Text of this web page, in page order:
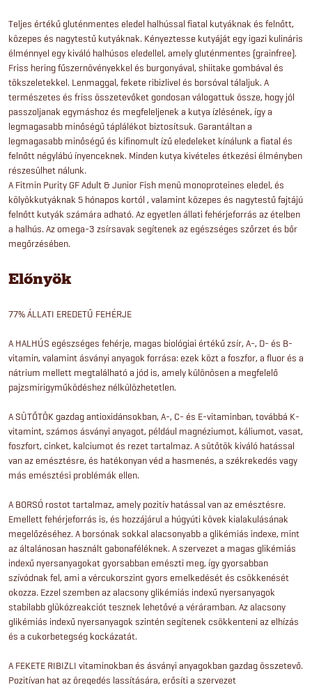
Teljes értékű gluténmentes eledel halhússal fiatal kutyáknak és felnőtt,
közepes és nagytestű kutyáknak. Kényeztesse kutyáját egy igazi kulináris
élménnyel egy kiváló halhúsos eledellel, amely gluténmentes (grainfree).
Friss hering fűszernövényekkel és burgonyával, shiitake gombával és
tökszeletekkel. Lenmaggal, fekete ribizlivel és borsóval tálaljuk. A
természetes és friss összetevőket gondosan válogattuk össze, hogy jól
passzoljanak egymáshoz és megfeleljenek a kutya ízlésének, így a
legmagasabb minőségű táplálékot biztosítsuk. Garantáltan a
legmagasabb minőségű és kifinomult ízű eledeleket kínálunk a fiatal és
felnőtt négylábú ínyenceknek. Minden kutya kivételes étkezési élményben
részesülhet nálunk.
A Fitmin Purity GF Adult & Junior Fish menü monoproteines eledel, és
kölyökkutyáknak 5 hónapos kortól , valamint közepes és nagytestű fajtájú
felnőtt kutyák számára adható. Az egyetlen állati fehérjeforrás az ételben
a halhús. Az omega-3 zsírsavak segítenek az egészséges szőrzet és bőr
megőrzésében.
Előnyök
77% ÁLLATI EREDETŰ FEHÉRJE
A HALHÚS egészséges fehérje, magas biológiai értékű zsír, A-, D- és B-
vitamin, valamint ásványi anyagok forrása: ezek közt a foszfor, a fluor és a
nátrium mellett megtalálható a jód is, amely különösen a megfelelő
pajzsmirigyműködéshez nélkülözhetetlen.
A SÜTŐTÖK gazdag antioxidánsokban, A-, C- és E-vitaminban, továbbá K-
vitamint, számos ásványi anyagot, például magnéziumot, káliumot, vasat,
foszfort, cinket, kalciumot és rezet tartalmaz. A sütőtök kiváló hatással
van az emésztésre, és hatékonyan véd a hasmenés, a székrekedés vagy
más emésztési problémák ellen.
A BORSÓ rostot tartalmaz, amely pozitív hatással van az emésztésre.
Emellett fehérjeforrás is, és hozzájárul a húgyúti kövek kialakulásának
megelőzéséhez. A borsónak sokkal alacsonyabb a glikémiás indexe, mint
az általánosan használt gabonaféléknek. A szervezet a magas glikémiás
indexű nyersanyagokat gyorsabban emészti meg, így gyorsabban
szívódnak fel, ami a vércukorszint gyors emelkedését és csökkenését
okozza. Ezzel szemben az alacsony glikémiás indexű nyersanyagok
stabilabb glükózreakciót tesznek lehetővé a véráramban. Az alacsony
glikémiás indexű nyersanyagok szintén segítenek csökkenteni az elhízás
és a cukorbetegség kockázatát.
A FEKETE RIBIZLI vitaminokban és ásványi anyagokban gazdag összetevő.
Pozitívan hat az öregedés lassítására, erősíti a szervezet